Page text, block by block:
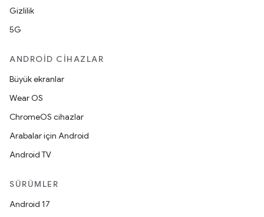
Gizlilik
5G
ANDROID CIHAZLAR
Büyük ekranlar
Wear OS
ChromeOS cihazlar
Arabalar için Android
Android TV
SÜRÜMLER
Android 17